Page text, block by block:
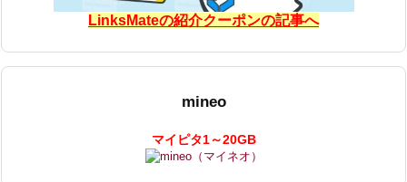
LinksMateの紹介クーポンの記事へ
mineo
マイピタ1～20GB